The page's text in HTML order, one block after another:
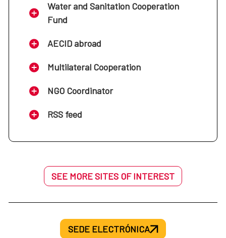
Water and Sanitation Cooperation
Fund
AECID abroad
Multilateral Cooperation
NGO Coordinator
RSS feed
SEE MORE SITES OF INTEREST
SEDE ELECTRÓNICA